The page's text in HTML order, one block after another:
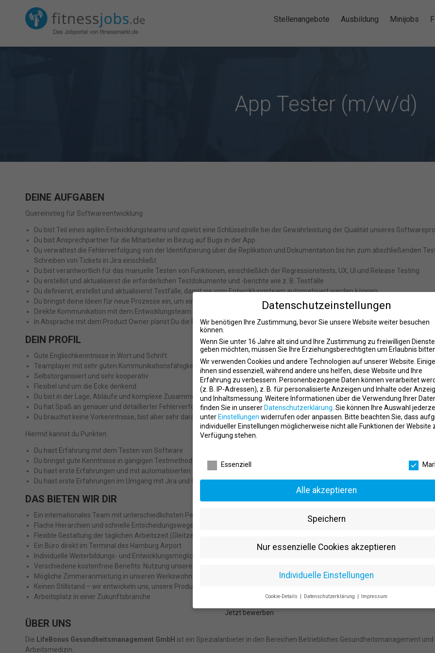
Stellenangebote Ausbildung Minijobs
App Tester (m/w/d)
DEINE AUFGABEN
Quereinstieg für Softwareentwicklung
Du bist Teil eines agilen Entwicklungsteams und spielst eine Schlüsselrolle bei der Gewährleistung der Qualität unseres
Du bist Ansprechpartner für die Mitarbeiter in Bezug auf Bugs in der App
Du verwaltest die Fehlerverfolgung von der Identifizierung über die Replikation und Dokumentation bis hin zum abschließenden
Schreiben von Tickets in Jira einschließt
Du bist verantwortlich für das manuelle Testen von Funktionen, einschließlich der Regressionstests, UX, UI und Release Testing
Du erstellst und aktualisierst die erforderlichen Testdokumente und -berichte wie z. B. Testfälle
Du definierst, erstellst und aktualisierst Testfälle, damit sie vom Entwicklungsteam automatisiert werden können
Du bringst deine Ideen für neue Prozesse ein, um eine hohe Produktqualität zu gewährleisten
Direkte Kommunikation mit dem Entwicklungsteam
In Absprache mit dem Product Owner planst Du die Releases
DEIN PROFIL
Gute Englischkenntnisse in Wort und Schrift
Teamplayer mit sehr guten Kommunikationsfähigkeiten
Selbstorganisiert und sehr kooperativ
Flexibel und um die Ecke denkend
Du bist in der Lage, Abläufe und komplexe Zusammenhänge schnell zu erfassen
Du hat Spaß an genauer und detaillierter Fehlerverfolgung und Dokumentation (penibel, aufmerksam)
Du brauchst keine Vorkenntnisse, bist aber sehr daran interessiert, hinter die Kulissen der Softwareentwicklung zu blicken
​Hiermit kannst du ​Punkten:
Du hast Erfahrung mit dem Testen von Software
Du bringst gute Kenntnisse in gängigen Testmethoden, einem Produktlebenszyklus und Bug-Management-Tools (Jira) mit
Du hast erste Erfahrungen und mit automatisierten Tests
Du hast erste Erfahrungen im Umgang mit Jira und Confluence
DAS BIETEN WIR DIR
Ein internationales Team mit unterschiedlichsten Persönlichkeiten mit offenem, herzlichem und wertschätzendem Umgang
Flache Hierarchien und schnelle Entscheidungswege
Flexible Gestaltung der täglichen Arbeitszeit (Gleitzeit) und Arbeiten im Homeoffice
Ein Büro direkt im Terminal des Hamburg Airport
Individuelle Weiterbildungs- und Entwicklungsmöglichkeiten
Verschiedene kostenfreie Benefits: Nutzung unseres Fitnessstudios, Getränke und Obst, Beratung durch unsere BGM-Ärztin
Mögliche Zimmeranmietung in unseren Werkswohnungen bei Bedarf oder eine günstige Mietwohnung
Keinen Stillstand – wir entwickeln uns, unsere Produkte immer weiter und sind immer auf der Suche nach neuen Trends, die zu uns
Arbeitsplatz in einer Zukunftsbranche
Jetzt bewerben
ÜBER UNS
Die LifeBonus Gesundheitsmanagement GmbH ist ein Spezialanbieter in den Bereichen Betriebliches Gesundheitsmanagement und
Arbeitsmedizin.
Datenschutzeinstellungen
Wir benötigen Ihre Zustimmung, bevor Sie unsere Website weiter besuchen
können.
Wenn Sie unter 16 Jahre alt sind und Ihre Zustimmung zu freiwilligen
geben möchten, müssen Sie Ihre Erziehungsberechtigten um Erlaubnis
Wir verwenden Cookies und andere Technologien auf unserer Website.
ihnen sind essenziell, während andere uns helfen, diese Website und Ihre
Erfahrung zu verbessern. Personenbezogene Daten können verarbeitet
(z. B. IP-Adressen), z. B. für personalisierte Anzeigen und Inhalte oder
und Inhaltsmessung. Weitere Informationen über die Verwendung Ihrer
finden Sie in unserer Datenschutzerklärung. Sie können Ihre Auswahl
unter Einstellungen widerrufen oder anpassen. Bitte beachten Sie, dass
individueller Einstellungen möglicherweise nicht alle Funktionen der Website
Verfügung stehen.
Essenziell
Alle akzeptieren
Speichern
Nur essenzielle Cookies akzeptieren
Individuelle Einstellungen
Cookie-Details Datenschutzerklärung Impressum
Datenschutzeinstellungen
Wir verwenden Cookies und andere Technologien auf unserer Website. Einige